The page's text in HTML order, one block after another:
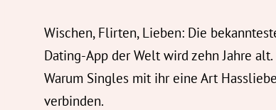
Wischen, Flirten, Lieben: Die
Dating-App der Welt wird zehn Jahre alt.
Warum Singles mit ihr eine Art Hassliebe
verbinden.